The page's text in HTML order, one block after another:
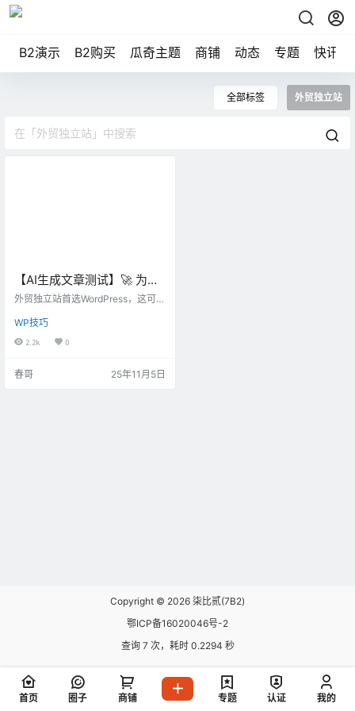
B2演示 B2购买 瓜奇主题 商铺 动态 专题 快讯
全部标签 外贸独立站
【AI生成文章测试】🚀 为什
么外贸独立站首选
打！
外贸独立站首选WordPress，这可不
dPress在全球建站市场中占比超过4
0%，为啥这么火？因为它省钱、省
建一个专业网站，不用懂代码，拖
WP技巧
2.2k 0
春哥 25年11月5日
Copyright © 2026 柒比贰(7B2)
鄂ICP备16020046号-2
查询 7 次，耗时 0.2294 秒
首页 圈子 商铺 专题 认证 我的